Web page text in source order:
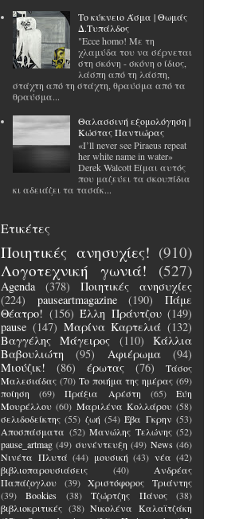
Το κύκνειο Άσμα | Θωμάς
Δ.Τυπάλδος
"Ecce homo! Με τη
χλαμύδα του να σέρνεται
στη σκόνη - σκόνη ο ίδιος,
λάσπη από τη λάσπη,
στάχτη από τη στάχτη, θραύσμα από τα
θραύσμα...
Θαλασσινή εξομολόγηση |
Κώστας Παντιώρας
«I’ll never see Piraeus repeat
her white name in water»
Derek Walcott Είμαι αυτός
που μαζεύει τα σκουπίδια
κι αδειάζει τα τασάκ...
Ετικέτες
Ποιητικές ανησυχίες! (910)
Λογοτεχνική γωνιά!
(527)
Agenda (378)
Ποιητικές ανησυχίες
(224)
pauseartmagazine (190)
Πάμε
Θέατρο! (156) Έλλη Πράντζου (149)
pause (147) Μαρίνα Καρτελιά (132)
Βαγγέλης Μάγειρος
(110)
Κάλλια
Βαβουλιώτη
(95) Αφιέρωμα
(94)
Μιούζικ!
(86) έρωτας (76)
Τάσος
Μαλεσιάδας (70) Το ποιήμα της ημέρας (69)
ποίηση
(69) Πράξια Αρέστη (65)
Εύη
Μουρέλλου (60) Μαριλένα Κολλάρου (58)
σελιδοδείκτης (55) ζωή (54) Έβα Γκρην (53)
Αποσπάσματα (52) Μανώλης Τελώνης (52)
pause_artmag (49) συνέντευξη (49) News (46)
Νινέτα Πλυτά (44) μουσική (43) νέα (42)
βιβλιοπαρουσιάσεις
(40)
Ανδρέας
Παπάζογλου
(39)
Χριστόφορος Τριάντης
(39)
Bookies (38) Τζώρτζης Πάνος
(38)
βιβλιοκριτικές (38) Νικολένα Καλαϊτζάκη